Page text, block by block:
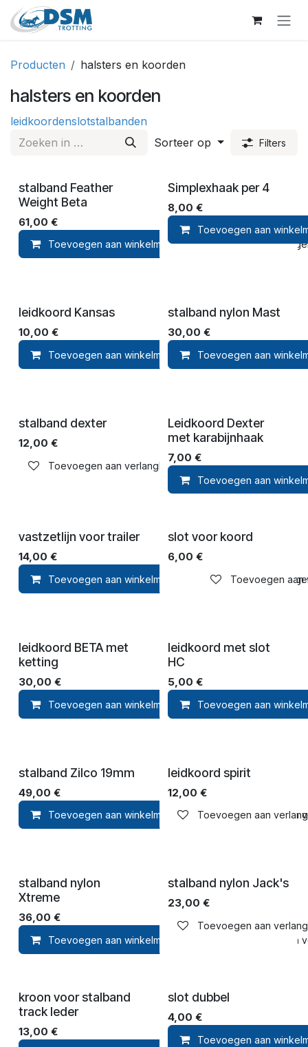
Overslaan naar inhoud
Producten halsters en koorden
halsters en koorden
leidkoordenslotstalbanden
Sorteer op
Filters
stalband Feather
Weight Beta
61,00 €
Toevoegen aan winkelmandje
Simplexhaak per 4
8,00 €
Toevoegen aan
leidkoord Kansas
10,00 €
Toevoegen aan winkelmandje Toevoegen aan
stalband nylon Mast
30,00 €
Toevoegen aan
stalband dexter
12,00 €
Toevoegen aan verlanglijst
Leidkoord Dexter
met karabijnhaak
7,00 €
Toevoegen aan
vastzetlijn voor trailer
14,00 €
Toevoegen aan winkelmandje
slot voor koord
6,00 €
Toevoegen aan
leidkoord BETA met
ketting
30,00 €
Toevoegen aan winkelmandje Toevoegen aan
leidkoord met slot
HC
5,00 €
Toevoegen aan
stalband Zilco 19mm
49,00 €
Toevoegen aan winkelmandje Toevoegen aan
leidkoord spirit
12,00 €
Toevoegen aan
stalband nylon
Xtreme
36,00 €
Toevoegen aan winkelmandje Toevoegen aan
stalband nylon Jack's
23,00 €
Toevoegen aan
kroon voor stalband
track leder
13,00 €
slot dubbel
4,00 €
Toevoegen aan